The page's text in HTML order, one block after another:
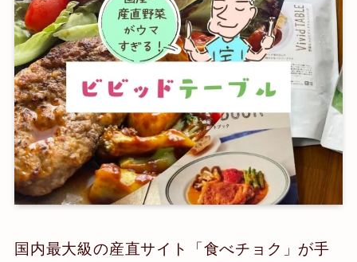
国内最大級の産直サイト「食べチョク」が手